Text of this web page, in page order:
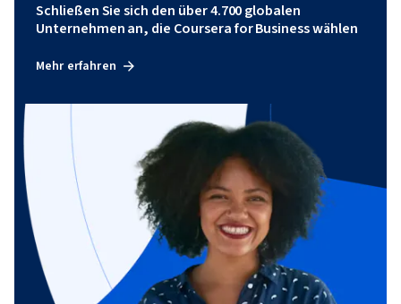
Schließen Sie sich den über 4.700 globalen
Unternehmen an, die Coursera for Business wählen
Mehr erfahren